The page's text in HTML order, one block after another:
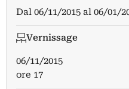
Dal 06/11/2015 al 06/01/
Vernissage
06/11/2015
ore 17